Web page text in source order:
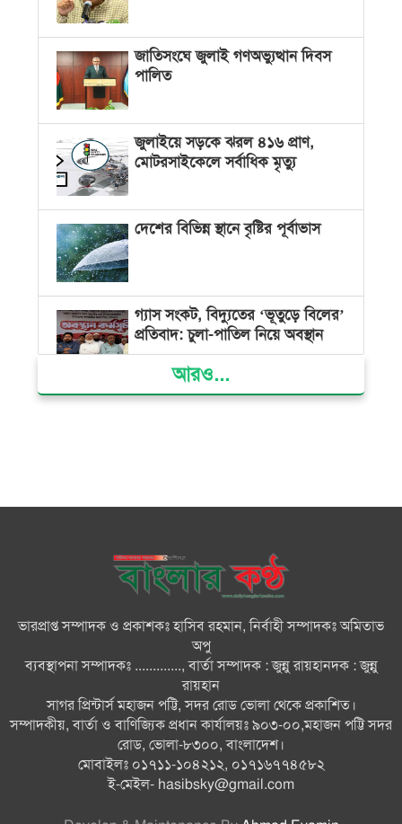
জাতিসংঘে জুলাই গণঅভ্যুত্থান দিবস
পালিত
জুলাইয়ে সড়কে ঝরল ৪১৬ প্রাণ,
মোটরসাইকেলে সর্বাধিক মৃত্যু
দেশের বিভিন্ন স্থানে বৃষ্টির পূর্বাভাস
গ্যাস সংকট, বিদ্যুতের ‘ভূতুড়ে বিলের’
প্রতিবাদ: চুলা-পাতিল নিয়ে অবস্থান
ক্ষমতার কেন্দ্র গণভবন থেকে রক্তাক্ত
৩০০ রোগীকে বিনামূল্যে চিকিৎসাসেবা
ভোলায় ১১ দলীয় জোটের বিক্ষোভ
সমাবেশ ও গণমিছিল
বোরহানউদ্দিনে কিশোরীকে সংঘবদ্ধ
ধর্ষণ ও ভিডিও ধারণ ও ছড়িয়ে
দেওয়ার অভিযোগ তিন জন গ্রেপ্তার,
থানায় মামলা
ভোলায় নানা আয়োজনে জুলাই
গণঅভ্যুত্থান দিবস পালন
আরও...
ভারপ্রাপ্ত সম্পাদক ও প্রকাশকঃ হাসিব রহমান, নির্বাহী সম্পাদকঃ অমিতাভ
অপু
ব্যবস্থাপনা সম্পাদকঃ ............., বার্তা সম্পাদক : জুন্নু রায়হানদক : জুন্নু
রায়হান
সাগর প্রিন্টার্স মহাজন পট্টি, সদর রোড ভোলা থেকে প্রকাশিত।
সম্পাদকীয়, বার্তা ও বাণিজ্যিক প্রধান কার্যালয়ঃ ৯০৩-০০,মহাজন পট্টি সদর
রোড, ভোলা-৮৩০০, বাংলাদেশ।
মোবাইলঃ ০১৭১১-১০৪২১২, ০১৭১৬৭৭৪৫৮২
ই-মেইল- hasibsky@gmail.com